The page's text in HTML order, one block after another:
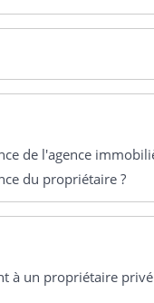
de l'agence
du propriétaire ?
à un propriétaire privé